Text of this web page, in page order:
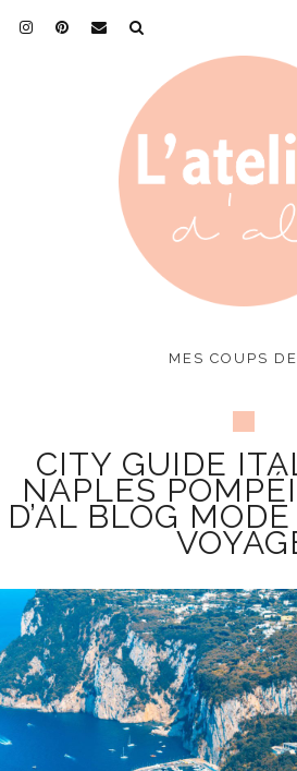
MES COUPS DE
CITY GUIDE
NAPLES POMPÉI
D’AL BLOG